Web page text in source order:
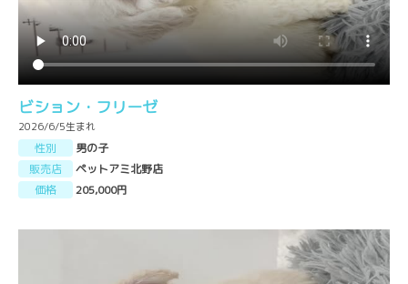
ビション・フリーゼ
2026/6/5生まれ
性別
男の子
販売店
ペットアミ北野店
価格
205,000円